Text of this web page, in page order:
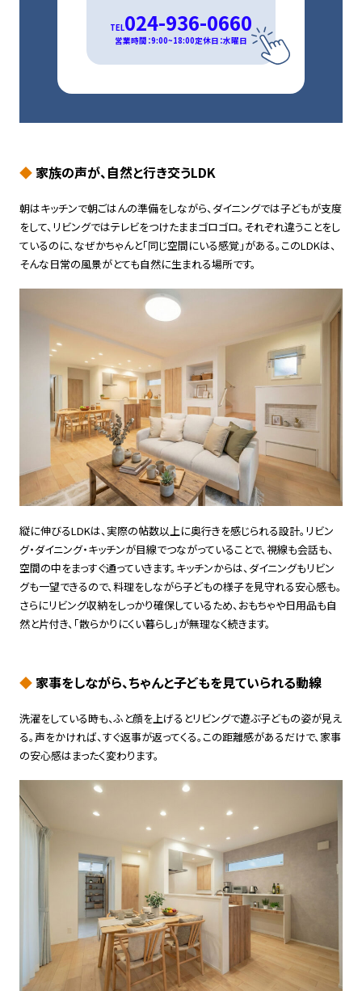
TEL024-936-0660
営業時間：9:00~18:00定休日：水曜日
◆家族の声が、自然と行き交うLDK
朝はキッチンで朝ごはんの準備をしながら、ダイニングでは子どもが支度
をして、リビングではテレビをつけたままゴロゴロ。それぞれ違うことをし
ているのに、なぜかちゃんと「同じ空間にいる感覚」がある。このLDKは、
そんな日常の風景がとても自然に生まれる場所です。
縦に伸びるLDKは、実際の帖数以上に奥行きを感じられる設計。リビン
グ・ダイニング・キッチンが目線でつながっていることで、視線も会話も、
空間の中をまっすぐ通っていきます。キッチンからは、ダイニングもリビン
グも一望できるので、料理をしながら子どもの様子を見守れる安心感も。
さらにリビング収納をしっかり確保しているため、おもちゃや日用品も自
然と片付き、「散らかりにくい暮らし」が無理なく続きます。
◆家事をしながら、ちゃんと子どもを見ていられる動線
洗濯をしている時も、ふと顔を上げるとリビングで遊ぶ子どもの姿が見え
る。声をかければ、すぐ返事が返ってくる。この距離感があるだけで、家事
の安心感はまったく変わります。